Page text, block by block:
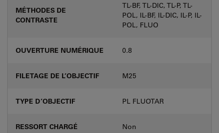
MÉTHODES DE
CONTRASTE
TL-BF, TL-DIC, TL-P, TL-
POL, IL-BF, IL-DIC, IL-P, IL-
POL, FLUO
OUVERTURE NUMÉRIQUE 0.8
FILETAGE DE L’OBJECTIF M25
TYPE D’OBJECTIF PL FLUOTAR
RESSORT CHARGÉ Non